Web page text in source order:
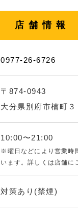
店舗情報
0977-26-6726
〒874-0943
大分県別府市楠町３
10:00〜21:00
※曜日などにより営業時
います。詳しくは店舗に
対策あり(禁煙)